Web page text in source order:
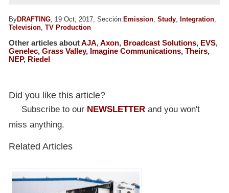
ByDRAFTING , 19 Oct, 2017, Sección: Emission Study Integration
Television TV Production
Other articles aboutAJA,Axon, Broadcast Solutions, EVS,
Genelec, Grass Valley, Imagine Communications, Theirs,
NEP, Riedel
Did you like this article?
Subscribe to our NEWSLETTER and you won't
miss anything.
Related Articles